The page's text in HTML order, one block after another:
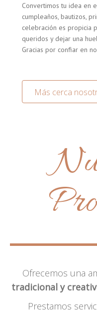
Convertimos tu idea en
cumpleaños, bautizos,
celebración es propicia
queridos y dejar una
Gracias por confiar en
Más cerca
Ofrecemos una
tradicional y
Prestamos